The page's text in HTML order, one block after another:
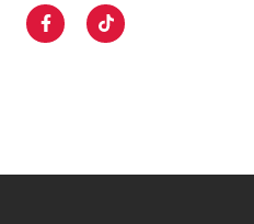
F
a
c
T
i
k